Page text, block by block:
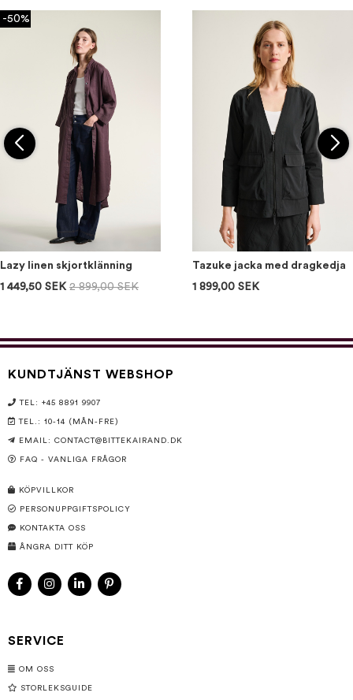
-50%
Lazy linen skjortklänning
1 449,50 SEK 2 899,00 SEK
Tazuke jacka med dragkedja
1 899,00 SEK
KUNDTJÄNST WEBSHOP
TEL: +45 8891 9907
TEL.: 10-14 (MÅN-FRE)
EMAIL: CONTACT@BITTEKAIRAND.DK
FAQ - VANLIGA FRÅGOR
KÖPVILLKOR
PERSONUPPGIFTSPOLICY
KONTAKTA OSS
ÅNGRA DITT KÖP
SERVICE
OM OSS
STORLEKSGUIDE